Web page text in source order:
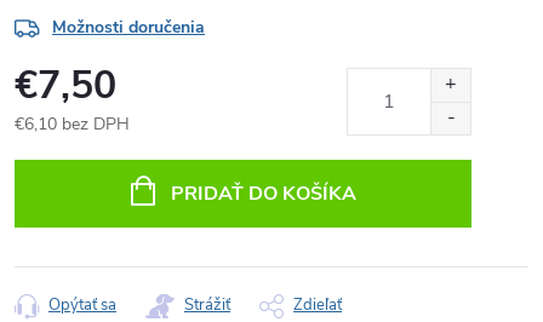
Možnosti doručenia
€7,50
€6,10 bez DPH
PRIDAŤ DO KOŠÍKA
Opýtať sa Strážiť Zdieľať